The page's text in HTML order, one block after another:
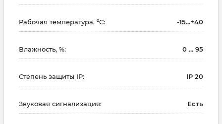
Рабочая температура, ºC: -15...+40
Влажность, %: 0 ... 95
Степень защиты IP: IP 20
Звуковая сигнализация: Есть